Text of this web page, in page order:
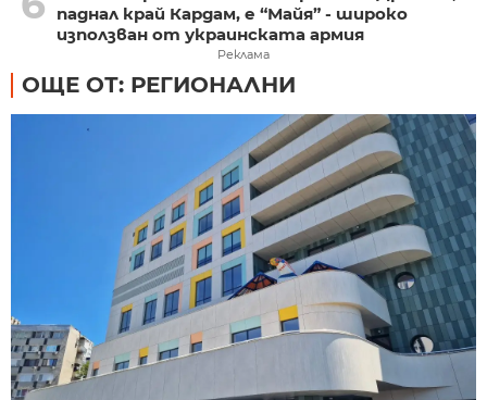
паднал край Кардам, е “Майя” - широко
използван от украинската армия
Реклама
ОЩЕ ОТ: РЕГИОНАЛНИ